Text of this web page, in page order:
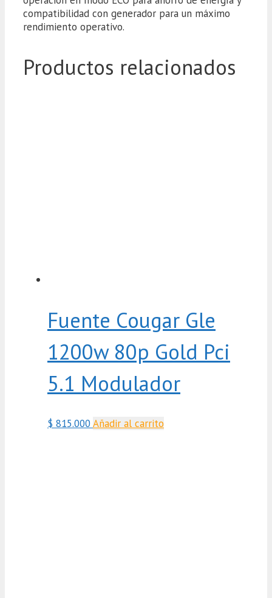
compatibilidad con generador para un máximo
rendimiento operativo.
Productos relacionados
Fuente Cougar Gle
1200w 80p Gold Pci
5.1 Modulador
$ 815.000 Añadir al carrito